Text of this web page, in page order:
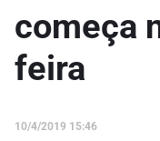
começa
feira
10/4/2019 15:46